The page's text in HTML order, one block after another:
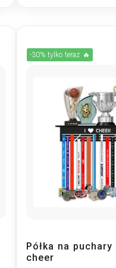
-30% tylko teraz 🔥
Półka na
cheer